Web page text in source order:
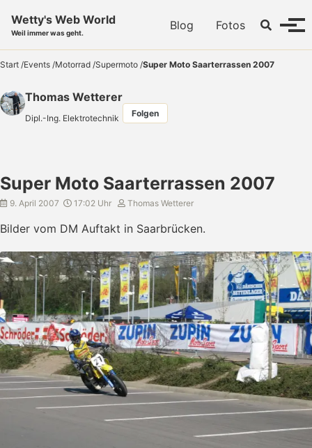
Wetty's Web World
Weil immer was geht.
Blog Fotos Toggle
Start /Events /Motorrad /Supermoto /Super Moto Saarterrassen 2007
Thomas Wetterer
Dipl.-Ing. Elektrotechnik Folgen
Super Moto Saarterrassen 2007
9. April 2007 17:02 Uhr Thomas Wetterer
Bilder vom DM Auftakt in Saarbrücken.